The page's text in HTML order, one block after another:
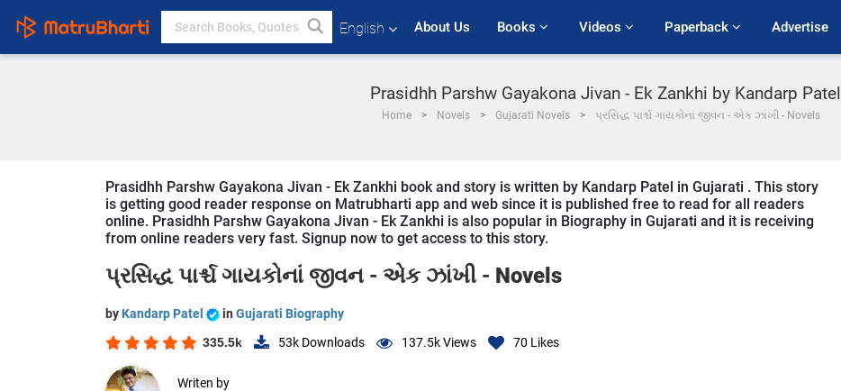
English About Us Books Videos Paperback Advertise
Prasidhh Parshw Gayakona Jivan - Ek Zankhi by Kandarp Patel
Home Novels Gujarati Novels પ્રસિદ્ધ પાર્શ્ચ ગાયકોનાં જીવન - એક ઝાંખી - Novels
Prasidhh Parshw Gayakona Jivan - Ek Zankhi book and story is written by Kandarp Patel in Gujarati . This story
is getting good reader response on Matrubharti app and web since it is published free to read for all readers
online. Prasidhh Parshw Gayakona Jivan - Ek Zankhi is also popular in Biography in Gujarati and it is receiving
from online readers very fast. Signup now to get access to this story.
પ્રસિદ્ધ પાર્શ્ચ ગાયકોનાં જીવન - એક ઝાંખી - Novels
by Kandarp Patel in Gujarati Biography
335.5k 53k Downloads 137.5kViews 70 Likes
Writen by